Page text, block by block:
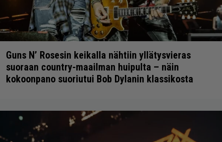
Guns N’ Rosesin keikalla nähtiin yllätysvieras
suoraan country-maailman huipulta – näin
kokoonpano suoriutui Bob Dylanin klassikosta